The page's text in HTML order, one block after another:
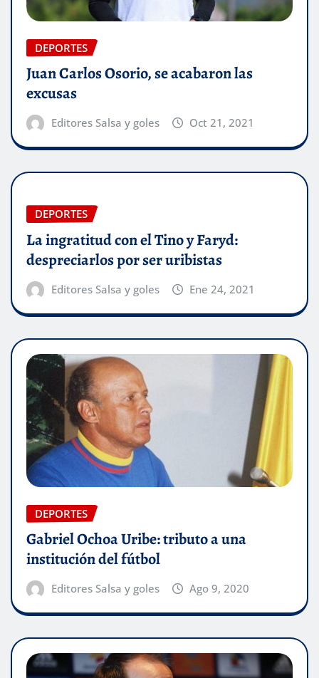
DEPORTES
Juan Carlos Osorio, se acabaron las
excusas
Editores Salsa y goles Oct 21, 2021
DEPORTES
La ingratitud con el Tino y Faryd:
despreciarlos por ser uribistas
Editores Salsa y goles Ene 24, 2021
DEPORTES
Gabriel Ochoa Uribe: tributo a una
institución del fútbol
Editores Salsa y goles Ago 9, 2020